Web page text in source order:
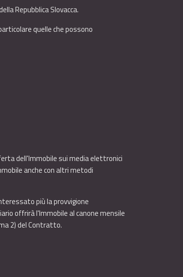
Repubblica Slovacca.
quelle che possono
dell'Immobile sui media elettronici
anche con altri metodi
più la provvigione
offrirà l'Immobile al canone mensile
2) del Contratto.